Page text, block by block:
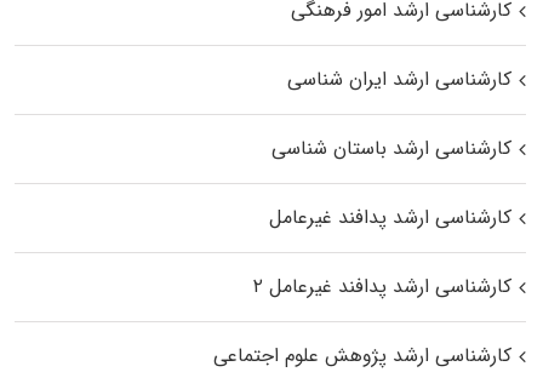
کارشناسی ارشد امور فرهنگی
کارشناسی ارشد ایران شناسی
کارشناسی ارشد باستان شناسی
کارشناسی ارشد پدافند غیرعامل
کارشناسی ارشد پدافند غیرعامل ۲
کارشناسی ارشد پژوهش علوم اجتماعی